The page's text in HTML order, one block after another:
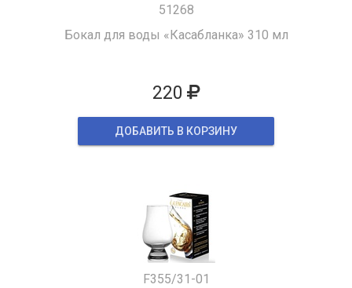
51268
Бокал для воды «Касабланка» 310 мл
220
ДОБАВИТЬ В КОРЗИНУ
F355/31-01